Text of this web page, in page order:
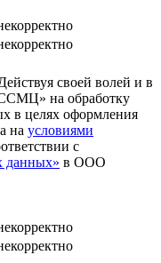
своей волей и в
на обработку
в целях оформления
на условиями
с
данных» в ООО